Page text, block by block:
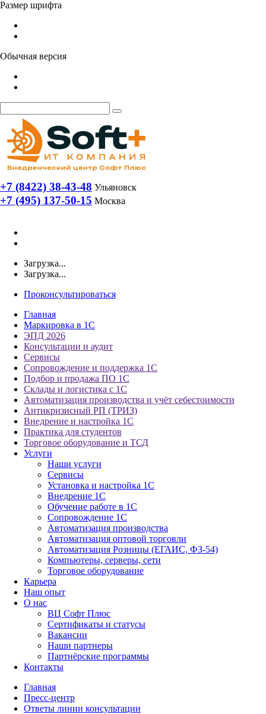
Размер шрифта
Обычная версия
+7 (8422) 38-43-48 Ульяновск
+7 (495) 137-50-15 Москва
Загрузка...
Загрузка...
Проконсультироваться
Главная
Маркировка в 1С
ЭПД 2026
Консультации и аудит
Сервисы
Сопровождение и поддержка 1С
Подбор и продажа ПО 1С
Склады и логистика с 1С
Автоматизация производства и учёт себестоимости
Антикризисный РП (ТРИЗ)
Внедрение и настройка 1С
Практика для студентов
Торговое оборудование и ТСД
Услуги
Наши услуги
Сервисы
Установка и настройка 1С
Внедрение 1С
Обучение работе в 1С
Сопровождение 1С
Автоматизация производства
Автоматизация оптовой торговли
Автоматизация Розницы (ЕГАИС, ФЗ-54)
Компьютеры, серверы, сети
Торговое оборудование
Карьера
Наш опыт
О нас
ВЦ Софт Плюс
Сертификаты и статусы
Вакансии
Наши партнеры
Партнёрские программы
Контакты
Главная
Пресс-центр
Ответы линии консультации